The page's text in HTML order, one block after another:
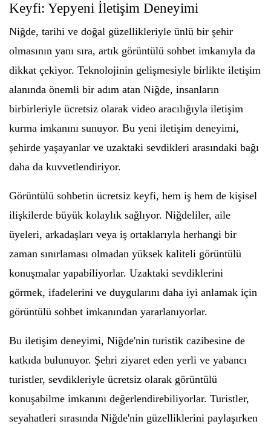
Keyfi: Yepyeni İletişim Deneyimi
Niğde, tarihi ve doğal güzellikleriyle ünlü bir şehir
olmasının yanı sıra, artık görüntülü sohbet imkanıyla da
dikkat çekiyor. Teknolojinin gelişmesiyle birlikte iletişim
alanında önemli bir adım atan Niğde, insanların
birbirleriyle ücretsiz olarak video aracılığıyla iletişim
kurma imkanını sunuyor. Bu yeni iletişim deneyimi,
şehirde yaşayanlar ve uzaktaki sevdikleri arasındaki bağı
daha da kuvvetlendiriyor.
Görüntülü sohbetin ücretsiz keyfi, hem iş hem de kişisel
ilişkilerde büyük kolaylık sağlıyor. Niğdeliler, aile
üyeleri, arkadaşları veya iş ortaklarıyla herhangi bir
zaman sınırlaması olmadan yüksek kaliteli görüntülü
konuşmalar yapabiliyorlar. Uzaktaki sevdiklerini
görmek, ifadelerini ve duygularını daha iyi anlamak için
görüntülü sohbet imkanından yararlanıyorlar.
Bu iletişim deneyimi, Niğde'nin turistik cazibesine de
katkıda bulunuyor. Şehri ziyaret eden yerli ve yabancı
turistler, sevdikleriyle ücretsiz olarak görüntülü
konuşabilme imkanını değerlendirebiliyorlar. Turistler,
seyahatleri sırasında Niğde'nin güzelliklerini paylaşırken